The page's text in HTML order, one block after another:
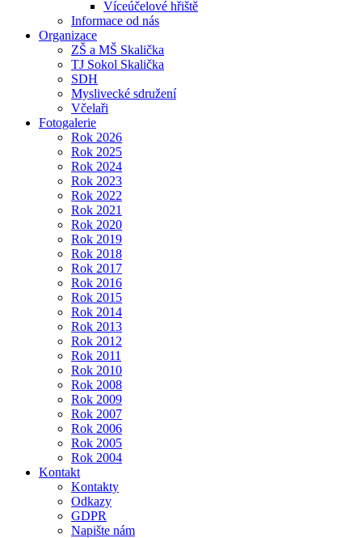
Víceúčelové hřiště
Informace od nás
Organizace
ZŠ a MŠ Skalička
TJ Sokol Skalička
SDH
Myslivecké sdružení
Včelaři
Fotogalerie
Rok 2026
Rok 2025
Rok 2024
Rok 2023
Rok 2022
Rok 2021
Rok 2020
Rok 2019
Rok 2018
Rok 2017
Rok 2016
Rok 2015
Rok 2014
Rok 2013
Rok 2012
Rok 2011
Rok 2010
Rok 2008
Rok 2009
Rok 2007
Rok 2006
Rok 2005
Rok 2004
Kontakt
Kontakty
Odkazy
GDPR
Napište nám